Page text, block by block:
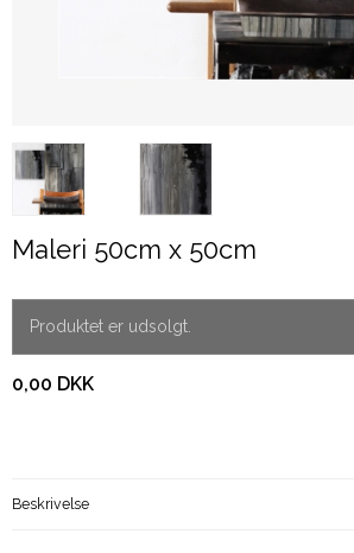
Maleri 50cm x 50cm
Produktet er udsolgt.
0,00 DKK
Beskrivelse